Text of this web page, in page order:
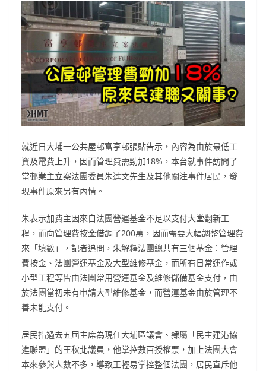
就近日大埔一公共屋邨富亨邨張貼告示，內容為由於最低工
資及電費上升，因而管理費需勁加18%，本台就事件訪問了
當邨業主立案法團委員朱達文先生及其他關注事件居民，發
現事件原來另有內情。
朱表示加費主因來自法團營運基金不足以支付大堂翻新工
程，而向管理費按金借調了200萬，因而需要大幅調整管理費
來「填數」，記者追問，朱解釋法團總共有三個基金：管理
費按金、法團營運基金及大型維修基金，而所有日常運作或
小型工程等皆由法團常用營運基金及維修儲備基金支付，由
於法團當初未有申請大型維修基金，而營運基金由於管理不
善未能支付。
居民指過去五屆主席為現任大埔區議會、隸屬「民主建港協
進聯盟」的王秋北議員，他掌控數百授權票，加上法團大會
本來參與人數不多，導致王輕易掌控整個法團，居民直斥他